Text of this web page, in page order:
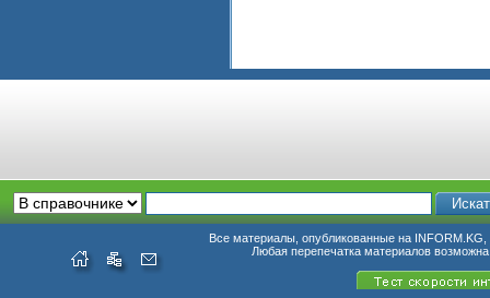
Все материалы, опубликованные на INFORM.KG,
Любая перепечатка материалов